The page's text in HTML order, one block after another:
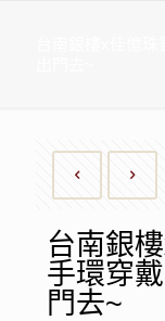
台南銀
手環穿
門去~